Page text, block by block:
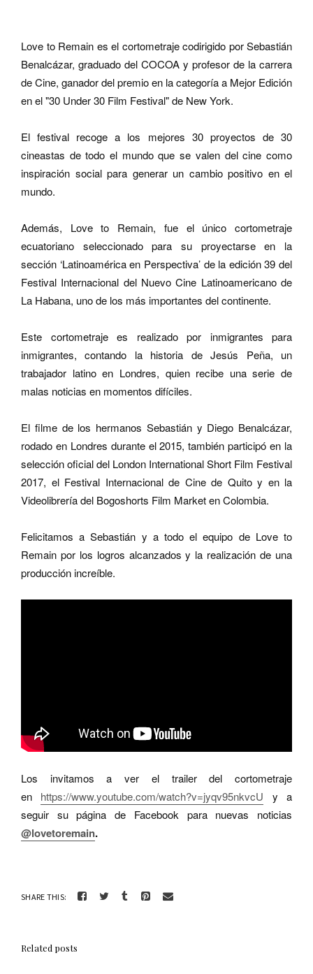
Love to Remain es el cortometraje codirigido por Sebastián
Benalcázar, graduado del COCOA y profesor de la carrera
de Cine, ganador del premio en la categoría a Mejor Edición
en el "30 Under 30 Film Festival" de New York.
El festival recoge a los mejores 30 proyectos de 30
cineastas de todo el mundo que se valen del cine como
inspiración social para generar un cambio positivo en el
mundo.
Además, Love to Remain, fue el único cortometraje
ecuatoriano seleccionado para su proyectarse en la
sección ‘Latinoamérica en Perspectiva’ de la edición 39 del
Festival Internacional del Nuevo Cine Latinoamericano de
La Habana, uno de los más importantes del continente.
Este cortometraje es realizado por inmigrantes para
inmigrantes, contando la historia de Jesús Peña, un
trabajador latino en Londres, quien recibe una serie de
malas noticias en momentos difíciles.
El filme de los hermanos Sebastián y Diego Benalcázar,
rodado en Londres durante el 2015, también participó en la
selección oficial del London International Short Film Festival
2017, el Festival Internacional de Cine de Quito y en la
Videolibrería del Bogoshorts Film Market en Colombia.
Felicitamos a Sebastián y a todo el equipo de Love to
Remain por los logros alcanzados y la realización de una
producción increíble.
Los invitamos a ver el trailer del cortometraje
en https://www.youtube.com/watch?v=jyqv95nkvcU y a
seguir su página de Facebook para nuevas noticias
@lovetoremain.
SHARE THIS:
Related posts